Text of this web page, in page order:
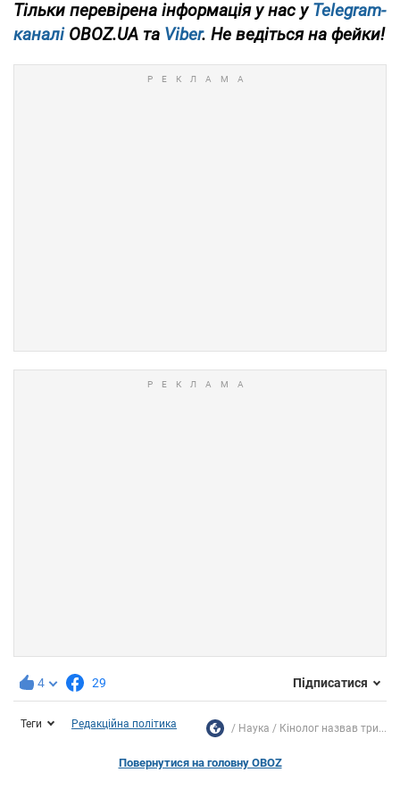
Тільки перевірена інформація у нас уTelegram-
каналіOBOZ.UA та Viber. Не ведіться на фейки!
4 29 Підписатися
Теги Редакційна політика Наука Кінолог назвав три...
Повернутися на головну OBOZ